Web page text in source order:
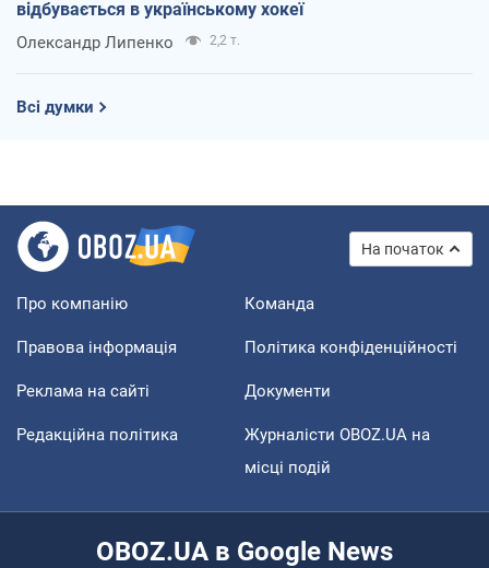
відбувається в українському хокеї
Олександр Липенко 2,2 т.
Всі думки
На початок
Про компанію Команда
Правова інформація Політика конфіденційності
Реклама на сайті Документи
Редакційна політика
Журналісти OBOZ.UA на
місці подій
OBOZ.UA в Google News